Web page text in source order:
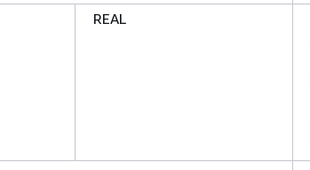
REAL